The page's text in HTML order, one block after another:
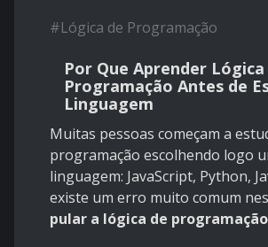
#Lógica de Programação
Por Que Aprender Lógica
Programação Antes de
Linguagem
Muitas pessoas começam a
programação escolhendo logo
linguagem: JavaScript, Python,
existe um erro muito comum
pular a lógica de programação